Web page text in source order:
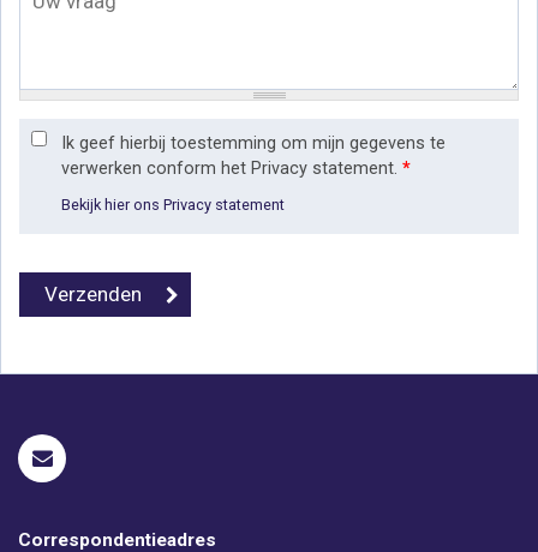
Ik geef hierbij toestemming om mijn gegevens te
verwerken conform het Privacy statement. *
Bekijk hier ons Privacy statement
Correspondentieadres